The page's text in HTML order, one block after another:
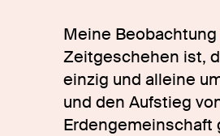
Meine Beobachtung
Zeitgeschehen ist,
einzig und alleine
und den Aufstieg
Erdengemeinschaft